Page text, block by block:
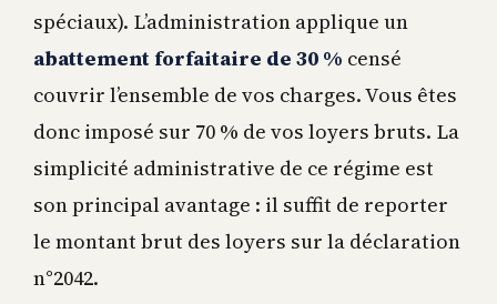
spéciaux). L’administration applique un
abattement forfaitaire de 30 % censé
couvrir l’ensemble de vos charges. Vous êtes
donc imposé sur 70 % de vos loyers bruts. La
simplicité administrative de ce régime est
son principal avantage : il suffit de reporter
le montant brut des loyers sur la déclaration
n°2042.